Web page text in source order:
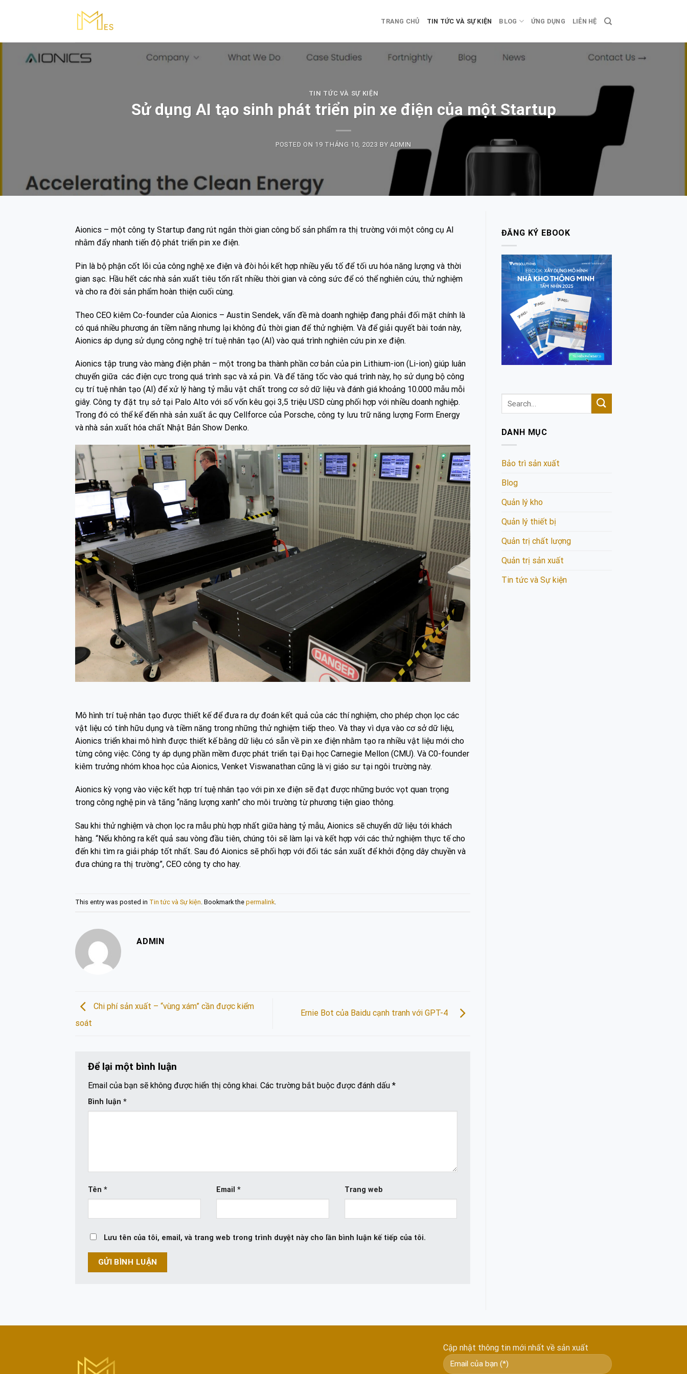
TRANG CHỦ TIN TỨC VÀ SỰ KIỆN BLOG ỨNG DỤNG LIÊN HỆ
TIN TỨC VÀ SỰ KIỆN
Sử dụng AI tạo sinh phát triển pin xe điện của một Startup
POSTED ON 19 THÁNG 10, 2023 BY ADMIN
Aionics – một công ty Startup đang rút ngắn thời gian công bố sản phẩm ra thị trường với một công cụ AI
nhằm đẩy nhanh tiến độ phát triển pin xe điện.
Pin là bộ phận cốt lõi của công nghệ xe điện và đòi hỏi kết hợp nhiều yếu tố để tối ưu hóa năng lượng và thời
gian sạc. Hầu hết các nhà sản xuất tiêu tốn rất nhiều thời gian và công sức để có thể nghiên cứu, thử nghiệm
và cho ra đời sản phẩm hoàn thiện cuối cùng.
Theo CEO kiêm Co-founder của Aionics – Austin Sendek, vấn đề mà doanh nghiệp đang phải đối mặt chính là
có quá nhiều phương án tiềm năng nhưng lại không đủ thời gian để thử nghiệm. Và để giải quyết bài toán này,
Aionics áp dụng sử dụng công nghệ trí tuệ nhân tạo (AI) vào quá trình nghiên cứu pin xe điện.
Aionics tập trung vào màng điện phân – một trong ba thành phần cơ bản của pin Lithium-ion (Li-ion) giúp luân
chuyển giữa các điện cực trong quá trình sạc và xả pin. Và để tăng tốc vào quá trình này, họ sử dụng bộ công
cụ trí tuệ nhân tạo (AI) để xử lý hàng tỷ mẫu vật chất trong cơ sở dữ liệu và đánh giá khoảng 10.000 mẫu mỗi
giây. Công ty đặt trụ sở tại Palo Alto với số vốn kêu gọi 3,5 triệu USD cùng phối hợp với nhiều doanh nghiệp.
Trong đó có thể kể đến nhà sản xuất ắc quy Cellforce của Porsche, công ty lưu trữ năng lượng Form Energy
và nhà sản xuất hóa chất Nhật Bản Show Denko.
Mô hình trí tuệ nhân tạo được thiết kế để đưa ra dự đoán kết quả của các thí nghiệm, cho phép chọn lọc các
vật liệu có tính hữu dụng và tiềm năng trong những thử nghiệm tiếp theo. Và thay vì dựa vào cơ sở dữ liệu,
Aionics triển khai mô hình được thiết kế bằng dữ liệu có sẵn về pin xe điện nhằm tạo ra nhiều vật liệu mới cho
từng công việc. Công ty áp dụng phần mềm được phát triển tại Đại học Carnegie Mellon (CMU). Và C0-founder
kiêm trưởng nhóm khoa học của Aionics, Venket Viswanathan cũng là vị giáo sư tại ngôi trường này.
Aionics kỳ vọng vào việc kết hợp trí tuệ nhân tạo với pin xe điện sẽ đạt được những bước vọt quan trọng
trong công nghệ pin và tăng “năng lượng xanh” cho môi trường từ phương tiện giao thông.
Sau khi thử nghiệm và chọn lọc ra mẫu phù hợp nhất giữa hàng tỷ mẫu, Aionics sẽ chuyển dữ liệu tới khách
hàng. “Nếu không ra kết quả sau vòng đầu tiên, chúng tôi sẽ làm lại và kết hợp với các thử nghiệm thực tế cho
đến khi tìm ra giải pháp tốt nhất. Sau đó Aionics sẽ phối hợp với đối tác sản xuất để khởi động dây chuyền và
đưa chúng ra thị trường”, CEO công ty cho hay.
This entry was posted in Tin tức và Sự kiện. Bookmark the permalink.
ADMIN
Chi phí sản xuất – “vùng xám” cần được kiểm
soát
Ernie Bot của Baidu cạnh tranh với GPT-4
Để lại một bình luận
Email của bạn sẽ không được hiển thị công khai. Các trường bắt buộc được đánh dấu *
Bình luận *
Tên * Email * Trang web
Lưu tên của tôi, email, và trang web trong trình duyệt này cho lần bình luận kế tiếp của tôi.
ĐĂNG KÝ EBOOK
DANH MỤC
Bảo trì sản xuất
Blog
Quản lý kho
Quản lý thiết bị
Quản trị chất lượng
Quản trị sản xuất
Tin tức và Sự kiện
Cập nhật thông tin mới nhất về sản xuất